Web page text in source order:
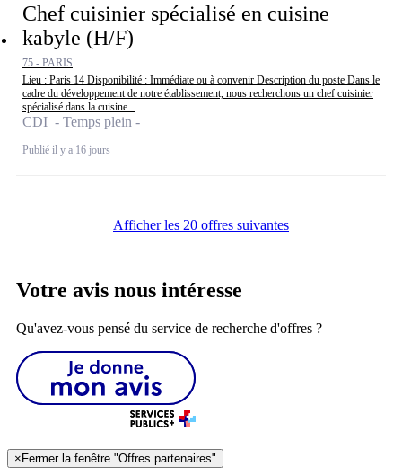
Chef cuisinier spécialisé en cuisine
kabyle (H/F)
75 - PARIS
Lieu : Paris 14 Disponibilité : Immédiate ou à convenir Description du poste Dans le
cadre du développement de notre établissement, nous recherchons un chef cuisinier
spécialisé dans la cuisine...
CDI - Temps plein
Publié il y a 16 jours
Afficher les 20 offres suivantes
Votre avis nous intéresse
Qu'avez-vous pensé du service de recherche d'offres ?
×Fermer la fenêtre "Offres partenaires"